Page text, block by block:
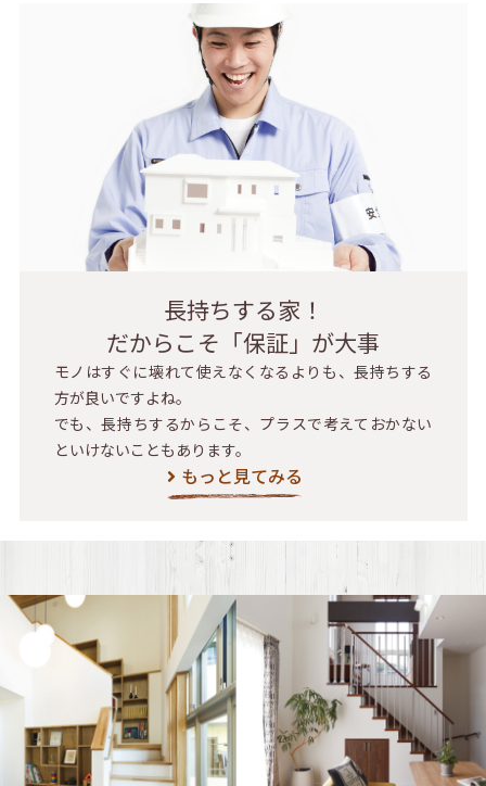
長持ちする家！
だからこそ「保証」が大事
モノはすぐに壊れて使えなくなるよりも、長持ちする
方が良いですよね。
でも、長持ちするからこそ、プラスで考えておかない
といけないこともあります。
もっと見てみる